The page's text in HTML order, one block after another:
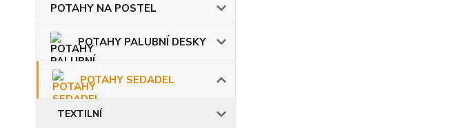
POTAHY NA POSTEL
POTAHY PALUBNÍ DESKY
POTAHY SEDADEL
TEXTILNÍ